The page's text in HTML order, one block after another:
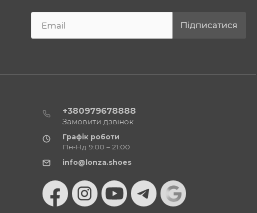
Підписатися
+380979678888
Замовити дзвінок
Графік роботи
Пн-Нд 9:00 – 21:00
info@lonza.shoes